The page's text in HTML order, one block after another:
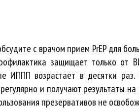
с врачом прием PrEP для
защищает только от
ИППП возрастает в десятки
и получают результаты на
презервативов не